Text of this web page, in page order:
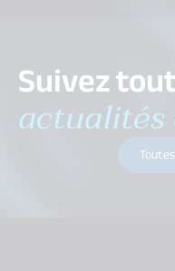
Suivez
actualités